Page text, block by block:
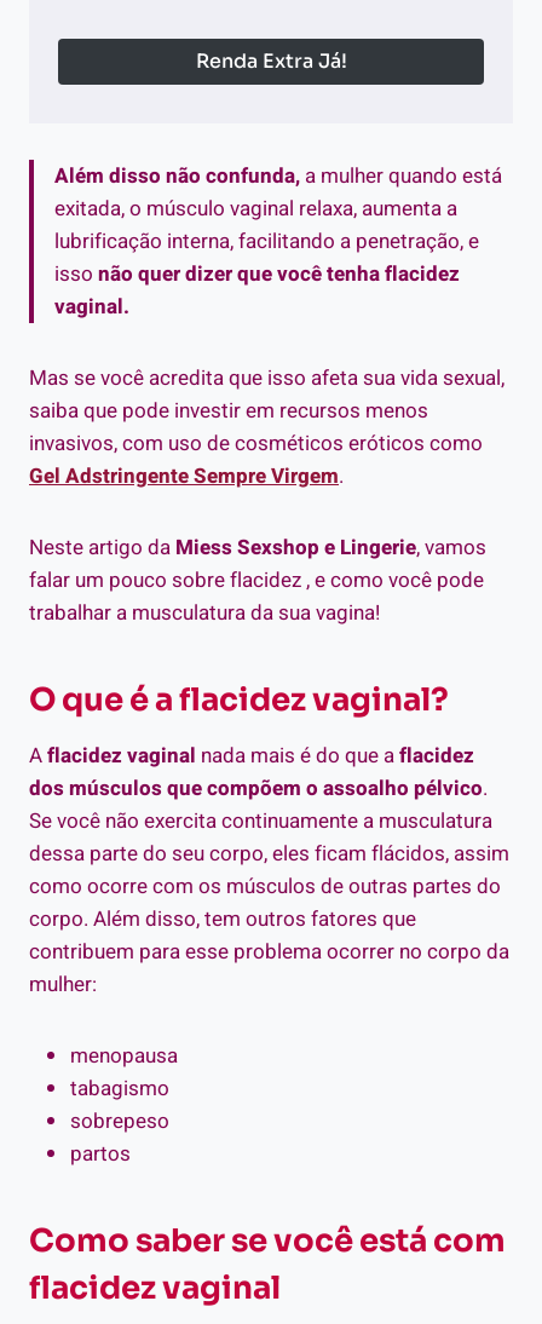
Renda Extra Já!
Além disso não confunda, a mulher quando está
exitada, o músculo vaginal relaxa, aumenta a
lubrificação interna, facilitando a penetração, e
isso não quer dizer que você tenha flacidez
vaginal.
Mas se você acredita que isso afeta sua vida sexual,
saiba que pode investir em recursos menos
invasivos, com uso de cosméticos eróticos como
Gel Adstringente Sempre Virgem.
Neste artigo da Miess Sexshop e Lingerie, vamos
falar um pouco sobre flacidez , e como você pode
trabalhar a musculatura da sua vagina!
O que é a flacidez vaginal?
Aflacidez vaginal nada mais é do que aflacidez
dos músculos que compõem o assoalho pélvico.
Se você não exercita continuamente a musculatura
dessa parte do seu corpo, eles ficam flácidos, assim
como ocorre com os músculos de outras partes do
corpo. Além disso, tem outros fatores que
contribuem para esse problema ocorrer no corpo da
mulher:
menopausa
tabagismo
sobrepeso
partos
Como saber se você está com
flacidez vaginal